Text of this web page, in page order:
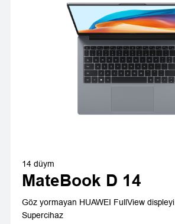
14 düym
MateBook D 14
Göz yormayan HUAWEI FullView displeyi
Supercihaz